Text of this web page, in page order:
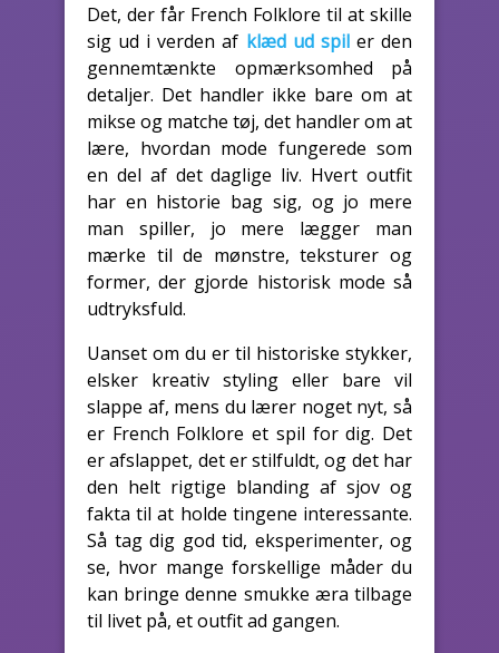
Det, der får French Folklore til at skille
sig ud i verden af klæd ud spiler den
gennemtænkte opmærksomhed på
detaljer. Det handler ikke bare om at
mikse og matche tøj, det handler om at
lære, hvordan mode fungerede som
en del af det daglige liv. Hvert outfit
har en historie bag sig, og jo mere
man spiller, jo mere lægger man
mærke til de mønstre, teksturer og
former, der gjorde historisk mode så
udtryksfuld.
Uanset om du er til historiske stykker,
elsker kreativ styling eller bare vil
slappe af, mens du lærer noget nyt, så
er French Folklore et spil for dig. Det
er afslappet, det er stilfuldt, og det har
den helt rigtige blanding af sjov og
fakta til at holde tingene interessante.
Så tag dig god tid, eksperimenter, og
se, hvor mange forskellige måder du
kan bringe denne smukke æra tilbage
til livet på, et outfit ad gangen.